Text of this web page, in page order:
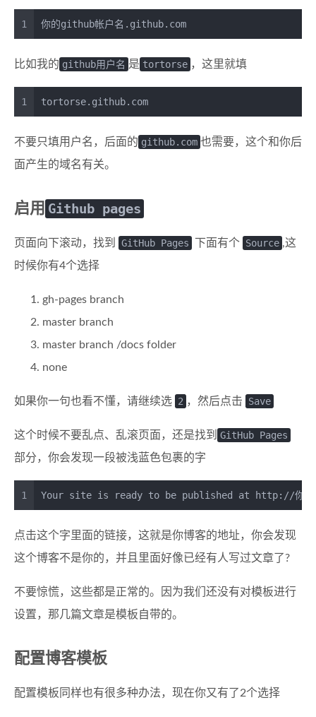
1 你的github帐户名.github.com
比如我的 github用户名 是 tortorse ，这里就填
1 tortorse.github.com
不要只填用户名，后面的 github.com 也需要，这个和你后
面产生的域名有关。
启用 Github pages
页面向下滚动，找到 GitHub Pages 下面有个 Source ,这
时候你有4个选择
gh-pages branch
master branch
master branch /docs folder
none
如果你一句也看不懂，请继续选 2 ，然后点击 Save
这个时候不要乱点、乱滚页面，还是找到 GitHub Pages
部分，你会发现一段被浅蓝色包裹的字
1 Your site is ready to be published at http://你的
点击这个字里面的链接，这就是你博客的地址，你会发现
这个博客不是你的，并且里面好像已经有人写过文章了?
不要惊慌，这些都是正常的。因为我们还没有对模板进行
设置，那几篇文章是模板自带的。
配置博客模板
配置模板同样也有很多种办法，现在你又有了2个选择